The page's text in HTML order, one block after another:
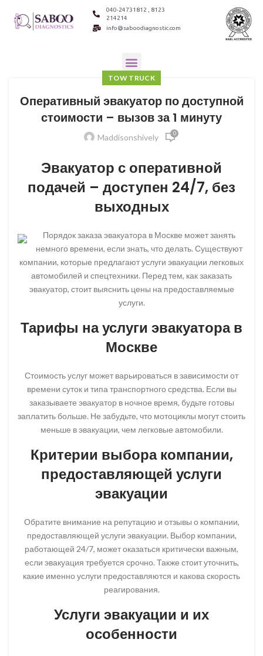
040-24731812 , 8123
214214
info@saboodiagnostic.com
TOW TRUCK
Оперативный эвакуатор по доступной
стоимости – вызов за 1 минуту
Maddisonshively 0
Эвакуатор с оперативной
подачей – доступен 24/7, без
выходных
Порядок заказа эвакуатора в Москве может занять
немного времени, если знать, что делать. Существуют
компании, которые предлагают услуги эвакуации легковых
автомобилей и спецтехники. Перед тем, как заказать
эвакуатор, стоит выяснить цены на предоставляемые
услуги.
Тарифы на услуги эвакуатора в
Москве
Стоимость услуг может варьироваться в зависимости от
времени суток и типа транспортного средства. Если вы
заказываете эвакуатор в ночное время, будьте готовы
заплатить больше. Не забудьте, что мотоциклы могут стоить
меньше в эвакуации, чем легковые автомобили.
Критерии выбора компании,
предоставляющей услуги
эвакуации
Обратите внимание на репутацию и отзывы о компании,
предоставляющей услуги эвакуации. Выбор компании,
работающей 24/7, может оказаться критически важным,
если эвакуация требуется срочно. Также стоит уточнить,
какие именно услуги предоставляются и какова скорость
реагирования.
Услуги эвакуации и их
особенности